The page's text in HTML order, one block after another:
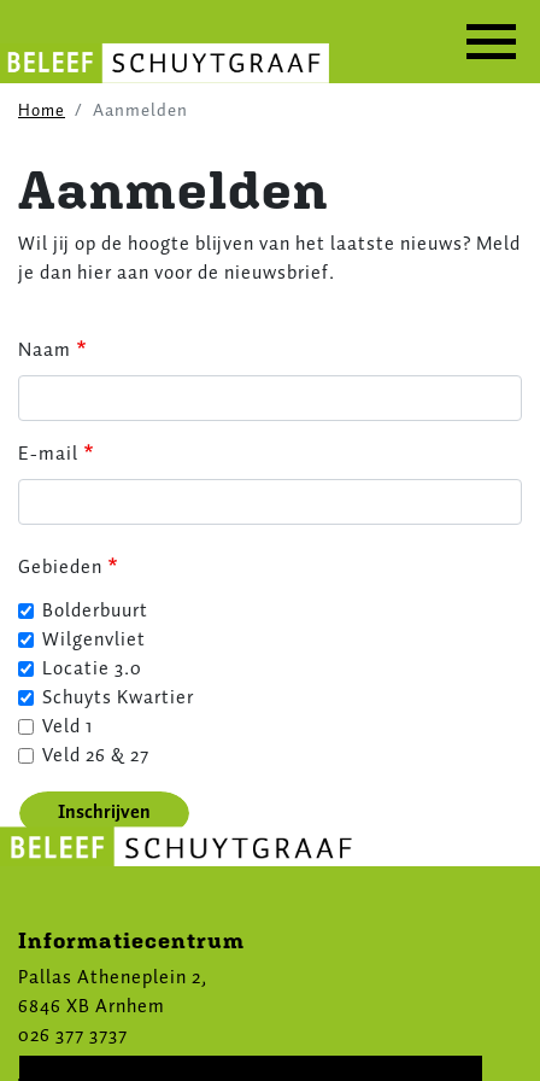
en
naar
Home Aanmelden
Aanmelden
Wil jij op de hoogte blijven van het laatste nieuws? Meld
je dan hier aan voor de nieuwsbrief.
Naam
E-mail
Gebieden
Bolderbuurt
Wilgenvliet
Locatie 3.0
Schuyts Kwartier
Veld 1
Veld 26 & 27
Informatiecentrum
Pallas Atheneplein 2,
6846 XB Arnhem
026 377 3737